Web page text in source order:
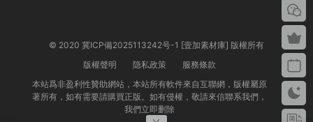
© 2020 冀ICP備2025113242号-1 [壹加素材庫] 版權所有
版權聲明
隐私政策
服務條款
本站爲非盈利性贊助網站，本站所有軟件來自互聯網，版權屬原
著所有，如有需要請購買正版。如有侵權，敬請來信聯系我們，
我們立即删除